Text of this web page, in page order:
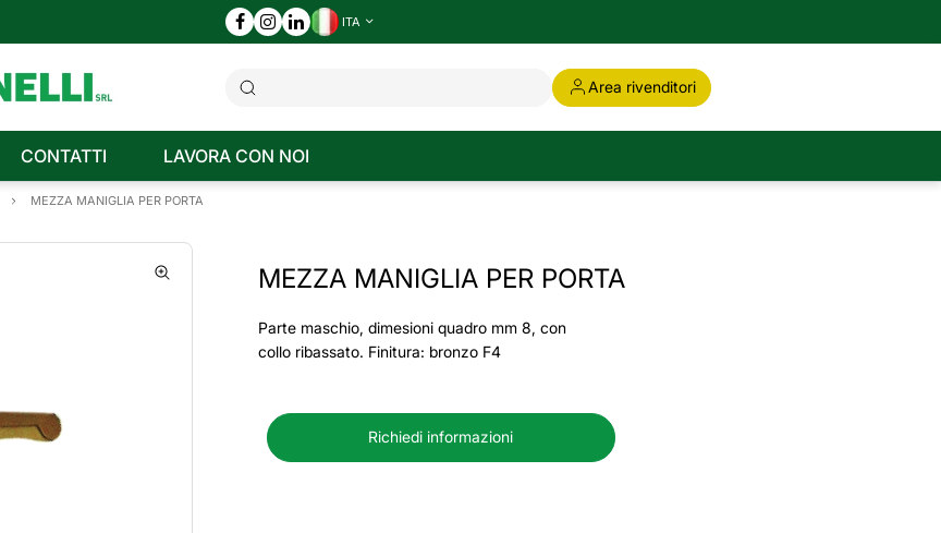
ITA
Area rivenditori
CONTATTI LAVORA CON NOI
MEZZA MANIGLIA PER PORTA
MEZZA MANIGLIA PER PORTA
Parte maschio, dimesioni quadro mm 8, con
collo ribassato. Finitura: bronzo F4
Richiedi informazioni